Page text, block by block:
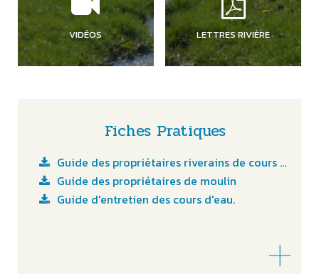
VIDÉOS LETTRES RIVIÈRE
Fiches Pratiques
Guide des propriétaires riverains de cours d'eau
Guide des propriétaires de moulin
Guide d'entretien des cours d'eau.